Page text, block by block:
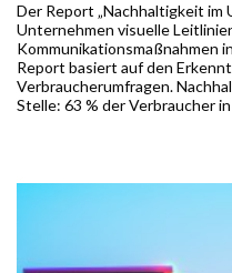
Der Report „Nachhaltigkeit
Unternehmen visuelle
Kommunikationsmaßnahmen
Report basiert auf den
Verbraucherumfragen.
Stelle: 63 % der Verbraucher